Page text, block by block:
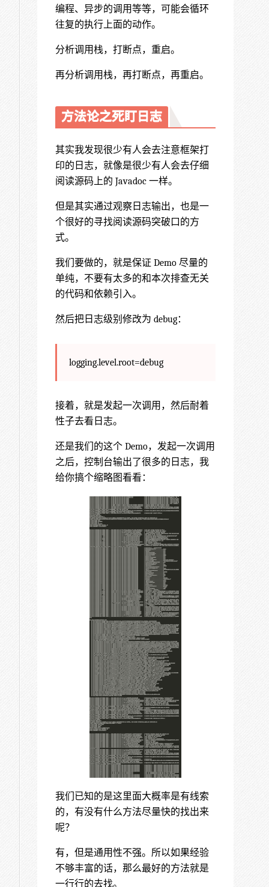
编程、异步的调用等等，可能会循环
往复的执行上面的动作。
分析调用栈，打断点，重启。
再分析调用栈，再打断点，再重启。
方法论之死盯日志
其实我发现很少有人会去注意框架打
印的日志，就像是很少有人会去仔细
阅读源码上的 Javadoc 一样。
但是其实通过观察日志输出，也是一
个很好的寻找阅读源码突破口的方
式。
我们要做的，就是保证 Demo 尽量的
单纯，不要有太多的和本次排查无关
的代码和依赖引入。
然后把日志级别修改为 debug：
logging.level.root=debug
接着，就是发起一次调用，然后耐着
性子去看日志。
还是我们的这个 Demo，发起一次调用
之后，控制台输出了很多的日志，我
给你搞个缩略图看看：
我们已知的是这里面大概率是有线索
的，有没有什么方法尽量快的找出来
呢？
有，但是通用性不强。所以如果经验
不够丰富的话，那么最好的方法就是
一行行的去找。